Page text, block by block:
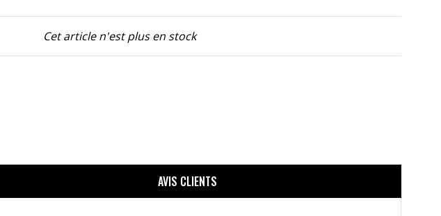
Cet article n'est plus en stock
AVIS CLIENTS